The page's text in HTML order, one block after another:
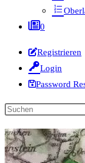
0
Registrieren
Login
Password
Diese
durchsuchen